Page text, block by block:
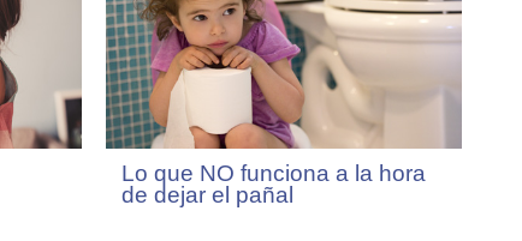
Lo que NO funciona a la hora
de dejar el pañal